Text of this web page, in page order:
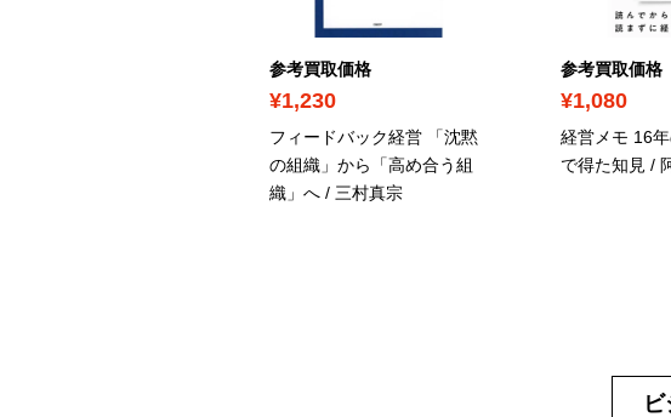
参考買取価格
¥1,230
フィードバック経営 「沈黙
の組織」から「高め合う組
織」へ / 三村真宗
参考買取価格
¥1,080
経営メモ 16
で得た知見 /